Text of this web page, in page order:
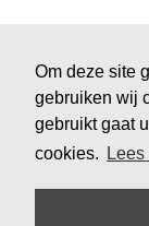
Om deze site
gebruiken wij
gebruikt gaat
cookies.
Home
Vragen?